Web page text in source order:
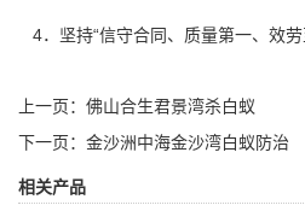
4．坚持“信守合同、质量第一、效劳
上一页： 佛山合生君景湾杀白蚁
下一页： 金沙洲中海金沙湾白蚁防治
相关产品